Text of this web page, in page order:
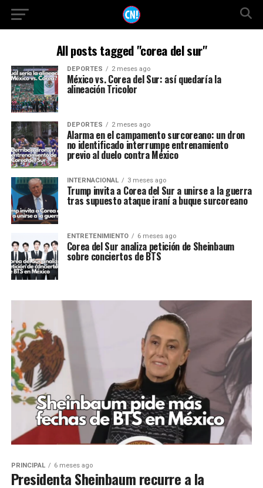
All posts tagged "corea del sur"
DEPORTES 2 meses ago
México vs. Corea del Sur: así quedaría la
alineación Tricolor
DEPORTES 2 meses ago
Alarma en el campamento surcoreano: un dron
no identificado interrumpe entrenamiento
previo al duelo contra México
INTERNACIONAL 3 meses ago
Trump invita a Corea del Sur a unirse a la guerra
tras supuesto ataque iraní a buque surcoreano
ENTRETENIMIENTO 6 meses ago
Corea del Sur analiza petición de Sheinbaum
sobre conciertos de BTS
PRINCIPAL 6 meses ago
Presidenta Sheinbaum recurre a la